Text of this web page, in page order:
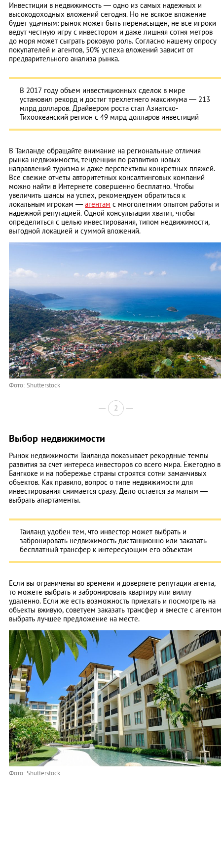
Инвестиции в недвижимость — одно из самых надежных и
высокодоходных вложений сегодня. Но не всякое вложение
будет удачным: рынок может быть перенасыщен, не все игроки
ведут честную игру с инвестором и даже лишняя сотня метров
до моря может сыграть роковую роль. Согласно нашему опросу
покупателей и агентов, 50% успеха вложений зависит от
предварительного анализа рынка.
В 2017 году объем инвестиционных сделок в мире
установил рекорд и достиг трехлетнего максимума — 213
млрд долларов. Драйвером роста стал Азиатско-
Тихоокеанский регион с 49 млрд долларов инвестиций
В Таиланде обращайте внимание на региональные отличия
рынка недвижимости, тенденции по развитию новых
направлений туризма и даже перспективы конкретных пляжей.
Все свежие отчеты авторитетных консалтинговых компаний
можно найти в Интернете совершенно бесплатно. Чтобы
увеличить шансы на успех, рекомендуем обратиться к
локальным игрокам — агентам с многолетним опытом работы и
надежной репутацией. Одной консультации хватит, чтобы
определиться с целью инвестирования, типом недвижимости,
выгодной локацией и суммой вложений.
Фото: Shutterstock
2
Выбор недвижимости
Рынок недвижимости Таиланда показывает рекордные темпы
развития за счет интереса инвесторов со всего мира. Ежегодно в
Бангкоке и на побережье страны строятся сотни заманчивых
объектов. Как правило, вопрос о типе недвижимости для
инвестирования снимается сразу. Дело остается за малым —
выбрать апартаменты.
Таиланд удобен тем, что инвестор может выбрать и
забронировать недвижимость дистанционно или заказать
бесплатный трансфер к интересующим его объектам
Если вы ограничены во времени и доверяете репутации агента,
то можете выбрать и забронировать квартиру или виллу
удаленно. Если же есть возможность приехать и посмотреть на
объекты вживую, советуем заказать трансфер и вместе с агентом
выбрать лучшее предложение на месте.
Фото: Shutterstock